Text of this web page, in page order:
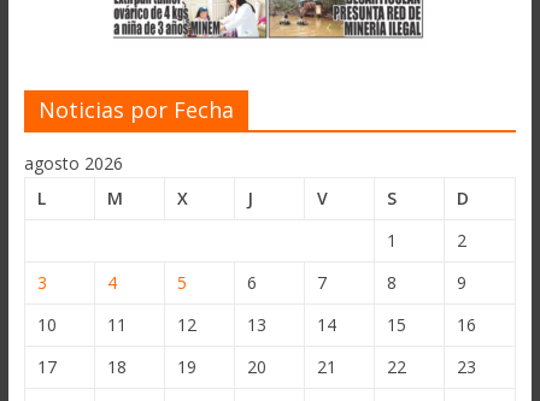
Noticias por Fecha
agosto 2026
L
M X J V S
D
1
2
3
4 5 6 7 8
9
10
11 12 13 14 15
16
17
18 19 20 21 22
23